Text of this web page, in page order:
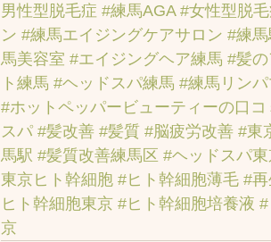
男性型脱毛症 #練馬AGA #女性型脱
ン #練馬エイジングケアサロン #練
馬美容室 #エイジングヘア練馬 #髪
ト練馬 #ヘッドスパ練馬 #練馬リン
#ホットペッパービューティーの口
スパ #髪改善 #髪質 #脳疲労改善 #東
馬駅 #髪質改善練馬区 #ヘッドスパ
東京ヒト幹細胞 #ヒト幹細胞薄毛 #
ヒト幹細胞東京 #ヒト幹細胞培養液
京